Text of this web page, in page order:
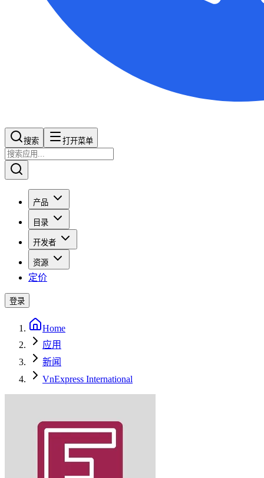
搜索​​​​ 打开菜单
产品
目录
开发者
资源
定价
登录
Home
应用
新闻
VnExpress International